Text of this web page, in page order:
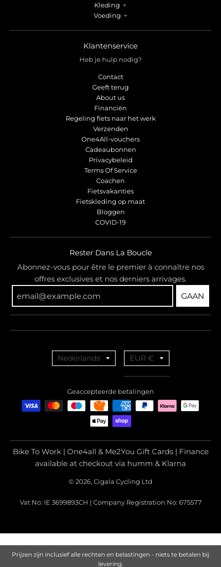
Prijzen zijn inclusief alle rechten en belastingen - niets te betalen bij
levering.
Kleding
Voeding
Klantenservice
Heb je hulp nodig?
Contact
Geeft terug
About us
Financiën
Regeling fiets naar het werk
Verzenden
One4All-vouchers
Cadeaubonnen
Privacybeleid
Terms Of Service
Coachen
Fietsvakanties
Fietskleding op maat
Bloggen
COVID-19
Rester Dans La Boucle
Abonnez-vous pour être le premier à connaître nos
offres exclusives et nos derniers arrivages.
GAAN
n
a
t
n
i
s
Nederlands
a
n
s
a
t
n
i
s
EUR €
Geaccepteerde betalingen
Bike To Work | One4all & Me2You Gift Cards | Finance
available at checkout via humm & Klarna
© 2026, Cigala Cycling Ltd
Vat No: IE 3699893CH | Company Registration No: 675577